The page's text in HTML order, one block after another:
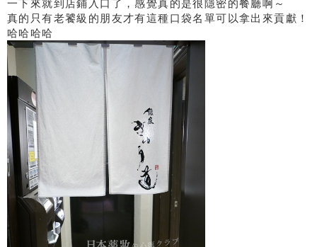
一下來就到店鋪入口了，感覺真的是很隱密的餐廳啊～
真的只有老饕級的朋友才有這種口袋名單可以拿出來貢獻！
哈哈哈哈